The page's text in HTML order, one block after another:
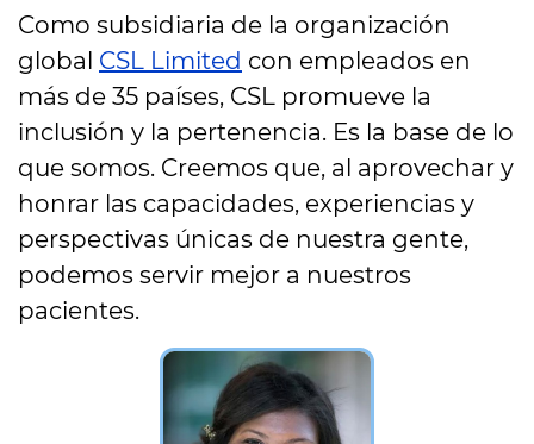
Como subsidiaria de la organización
global CSL Limited con empleados en
más de 35 países, CSL promueve la
inclusión y la pertenencia. Es la base de lo
que somos. Creemos que, al aprovechar y
honrar las capacidades, experiencias y
perspectivas únicas de nuestra gente,
podemos servir mejor a nuestros
pacientes.